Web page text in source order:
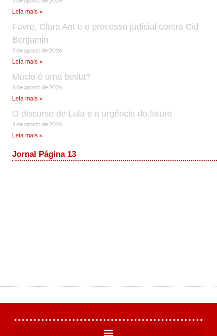
Leia mais »
Favre, Clara Ant e o processo judicial contra Cid
Benjamin
5 de agosto de 2026
Leia mais »
Múcio é uma besta?
4 de agosto de 2026
Leia mais »
O discurso de Lula e a urgência do futuro
4 de agosto de 2026
Leia mais »
Jornal Página 13